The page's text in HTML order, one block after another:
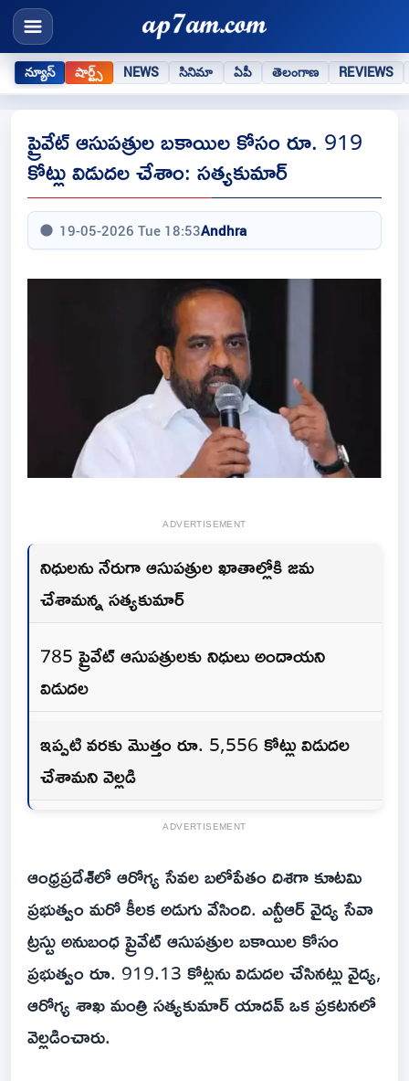
న్యూస్ షార్ట్స్ NEWS సినిమా ఏపీ తెలంగాణ REVIEWS
ప్రైవేట్ ఆసుపత్రుల బకాయిల కోసం రూ. 919
కోట్లు విడుదల చేశాం: సత్యకుమార్
19-05-2026 Tue 18:53Andhra
ADVERTISEMENT
నిధులను నేరుగా ఆసుపత్రుల ఖాతాల్లోకి జమ
చేశామన్న సత్యకుమార్
785 ప్రైవేట్ ఆసుపత్రులకు నిధులు అందాయని
విడుదల
ఇప్పటి వరకు మొత్తం రూ. 5,556 కోట్లు విడుదల
చేశామని వెల్లడి
ADVERTISEMENT
ఆంధ్రప్రదేశ్‌లో ఆరోగ్య సేవల బలోపేతం దిశగా కూటమి
ప్రభుత్వం మరో కీలక అడుగు వేసింది. ఎన్టీఆర్ వైద్య సేవా
ట్రస్టు అనుబంధ ప్రైవేట్ ఆసుపత్రుల బకాయిల కోసం
ప్రభుత్వం రూ. 919.13 కోట్లను విడుదల చేసినట్లు వైద్య,
ఆరోగ్య శాఖ మంత్రి సత్యకుమార్ యాదవ్ ఒక ప్రకటనలో
వెల్లడించారు.